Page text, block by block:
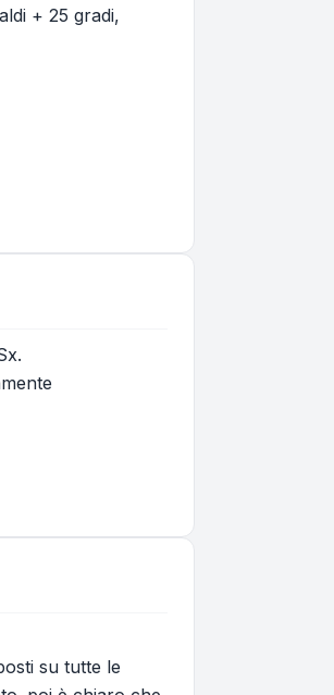
+ 25 gradi,
su tutte le